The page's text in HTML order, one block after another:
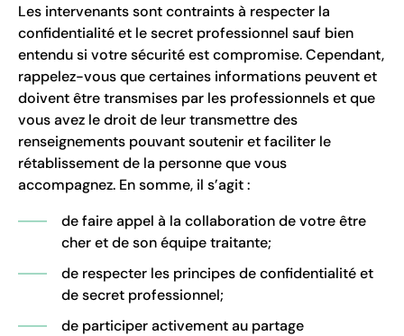
Les intervenants sont contraints à respecter la
confidentialité et le secret professionnel sauf bien
entendu si votre sécurité est compromise. Cependant,
rappelez-vous que certaines informations peuvent et
doivent être transmises par les professionnels et que
vous avez le droit de leur transmettre des
renseignements pouvant soutenir et faciliter le
rétablissement de la personne que vous
accompagnez. En somme, il s’agit :
de faire appel à la collaboration de votre être
cher et de son équipe traitante;
de respecter les principes de confidentialité et
de secret professionnel;
de participer activement au partage